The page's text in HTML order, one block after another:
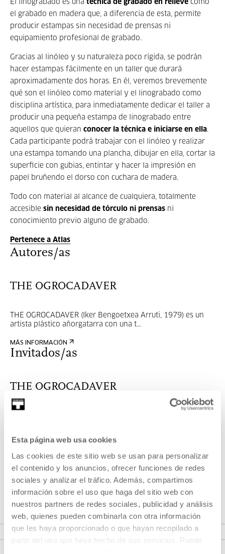
Esta página web usa cookies
Las cookies de este sitio web se usan para personalizar
el contenido y los anuncios, ofrecer funciones de redes
sociales y analizar el tráfico. Además, compartimos
información sobre el uso que haga del sitio web con
nuestros partners de redes sociales, publicidad y análisis
web, quienes pueden combinarla con otra información
que les haya proporcionado o que hayan recopilado a
partir del uso que haya hecho de sus servicios. Puede
El linograbado es una técnica de grabado en relieve como
el grabado en madera que, a diferencia de esta, permite
producir estampas sin necesidad de prensas ni
equipamiento profesional de grabado.
Gracias al linóleo y su naturaleza poco rígida, se podrán
hacer estampas fácilmente en un taller que durará
aproximadamente dos horas. En él, veremos brevemente
qué son el linóleo como material y el linograbado como
disciplina artística, para inmediatamente dedicar el taller a
producir una pequeña estampa de linograbado entre
aquellos que quieran conocer la técnica e iniciarse en ella.
Cada participante podrá trabajar con el linóleo y realizar
una estampa tomando una plancha, dibujar en ella, cortar la
superficie con gubias, entintar y hacer la impresión en
papel bruñendo el dorso con cuchara de madera.
Todo con material al alcance de cualquiera, totalmente
accesible sin necesidad de tórculo ni prensas ni
conocimiento previo alguno de grabado.
Pertenece a Atlas
Autores/as
THE OGROCADAVER
THE OGROCADAVER (Iker Bengoetxea Arruti, 1979) es un
artista plástico añorgatarra con una t...
MÁS INFORMACIÓN
Invitados/as
THE OGROCADAVER
MÁS INFORMACIÓN
Pertenece a Proyecto: Atlas
VER PROYECTO